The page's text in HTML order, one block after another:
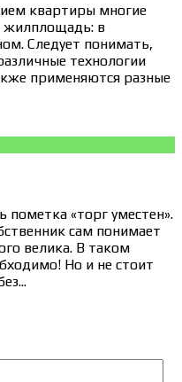
квартиры многие
жилплощадь: в
Следует понимать,
технологии
применяются разные
пометка «торг уместен».
сам понимает
велика. В таком
Но и не стоит